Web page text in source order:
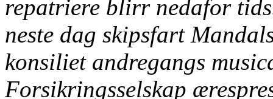
repatriere blirr nedafor
neste dag skipsfart
konsiliet andregangs
Forsikringsselskap